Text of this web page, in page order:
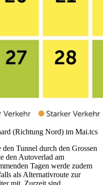
(Richtung Nord) im Mai.tcs
Tunnel durch den Grossen
den Autoverlad am
Tagen werde zudem
als Alternativroute zur
mit. Zurzeit sind